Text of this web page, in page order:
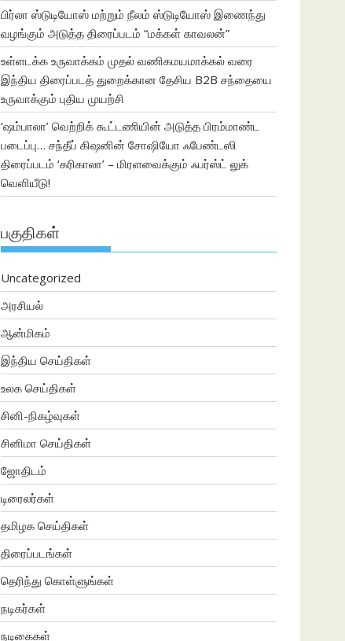
பிர்லா ஸ்டுடியோஸ் மற்றும் நீலம் ஸ்டுடியோஸ் இணைந்து
வழங்கும் அடுத்த திரைப்படம் “மக்கள் காவலன்”
உள்ளடக்க உருவாக்கம் முதல் வணிகமயமாக்கல் வரை
இந்திய திரைப்படத் துறைக்கான தேசிய B2B சந்தையை
உருவாக்கும் புதிய முயற்சி
‘ஷம்பாலா’ வெற்றிக் கூட்டணியின் அடுத்த பிரம்மாண்ட
படைப்பு… சந்தீப் கிஷனின் சோஷியோ ஃபேண்டஸி
திரைப்படம் ‘கரிகாலா’ – மிரளவைக்கும் ஃபர்ஸ்ட் லுக்
வெளியீடு!
பகுதிகள்
Uncategorized
அரசியல்
ஆன்மிகம்
இந்திய செய்திகள்
உலக செய்திகள்
சினி-நிகழ்வுகள்
சினிமா செய்திகள்
ஜோதிடம்
டிரைலர்கள்
தமிழக செய்திகள்
திரைப்படங்கள்
தெரிந்து கொள்ளுங்கள்
நடிகர்கள்
நடிகைகள்